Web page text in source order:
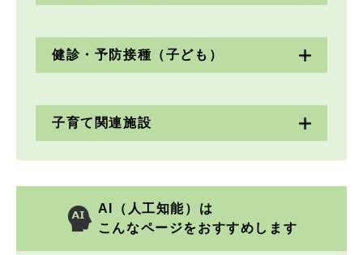
健診・予防接種（子ども）
子育て関連施設
AI（人工知能）は
こんなページをおすすめします